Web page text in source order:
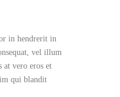
in hendrerit in
vel illum
at vero eros et
qui blandit